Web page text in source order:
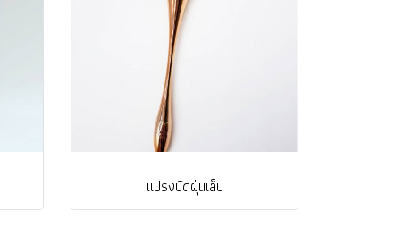
แปรงปัดฝุ่นเล็บ